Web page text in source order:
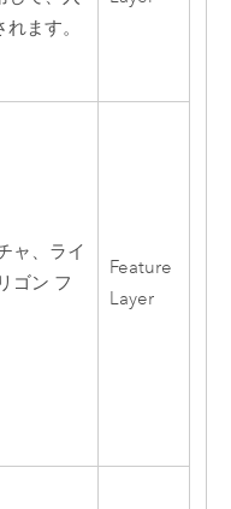
ます。
ャ、ライ
ゴン フ
Feature
Layer